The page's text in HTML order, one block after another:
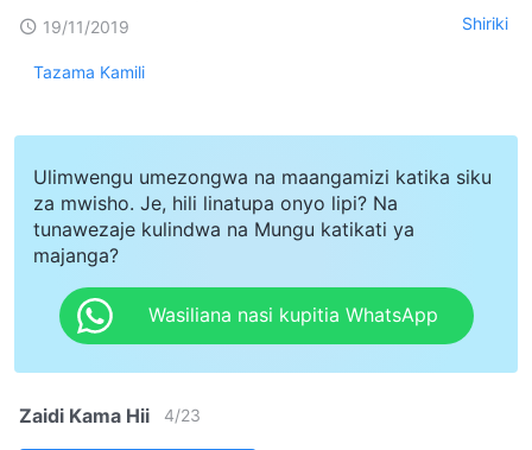
19/11/2019 Shiriki
Tazama Kamili
Ulimwengu umezongwa na maangamizi katika siku
za mwisho. Je, hili linatupa onyo lipi? Na
tunawezaje kulindwa na Mungu katikati ya
majanga?
Wasiliana nasi kupitia WhatsApp
Zaidi Kama Hii 4/23